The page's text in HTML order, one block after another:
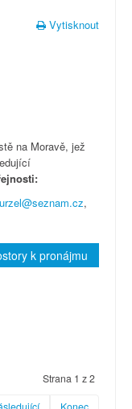
Vytisknout
na Moravě, jež
,
k pronájmu
Strana 1 z 2